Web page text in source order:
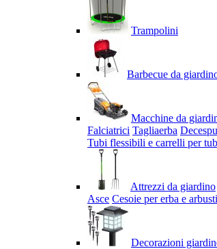
Trampolini
Barbecue da
Macchine da
Falciatrici Tagliaerba
Tubi flessibili e carrelli per
Attrezzi da giardino
Asce Cesoie per erba e arbusti
Decorazioni